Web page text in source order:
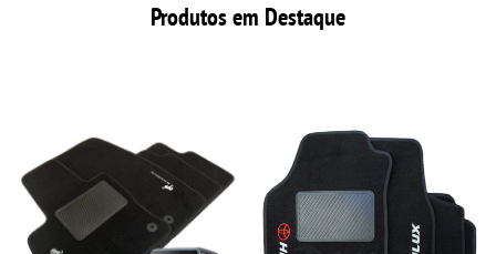
Produtos em Destaque